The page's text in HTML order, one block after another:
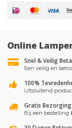
Online
Snel & Veilig
Een veilig en
100%
UItsluitend
Gratis
Bij een bestelling